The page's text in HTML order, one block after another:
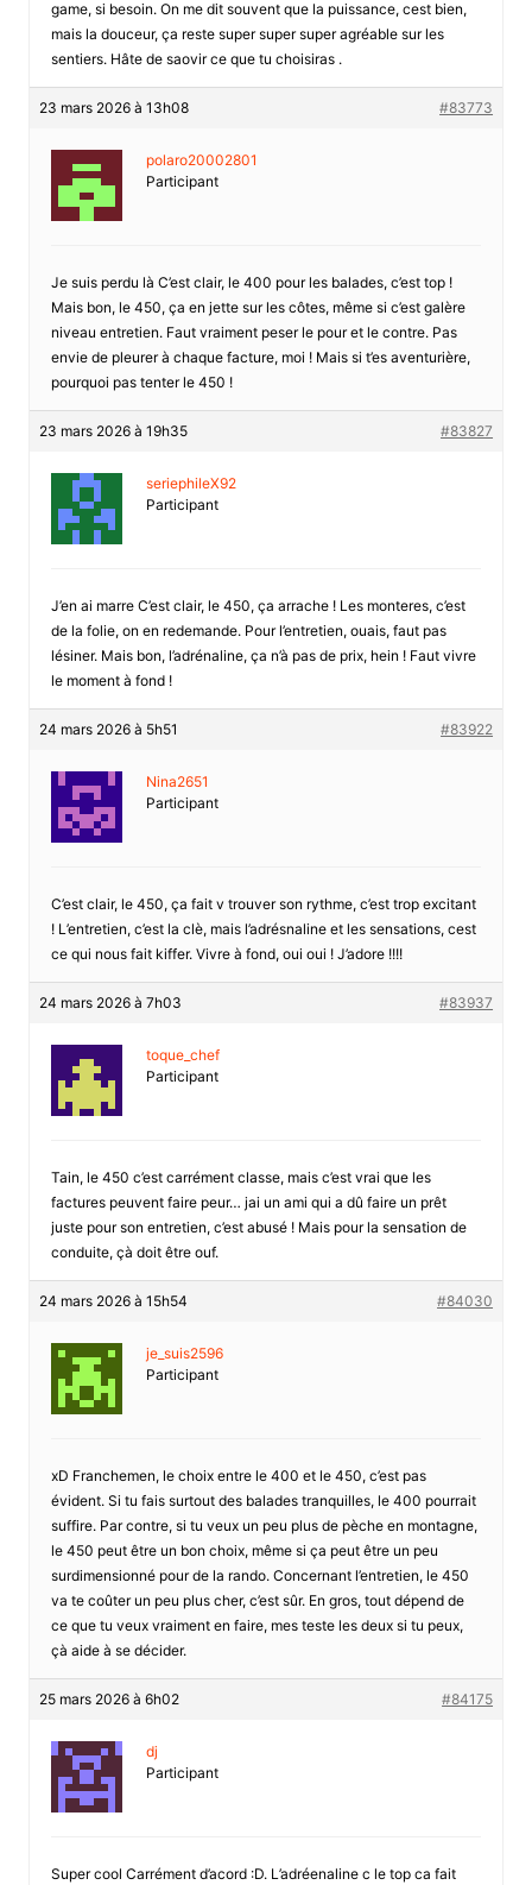
game, si besoin. On me dit souvent que la puissance, cest bien,
mais la douceur, ça reste super super super agréable sur les
sentiers. Hâte de saovir ce que tu choisiras .
23 mars 2026 à 13h08 #83773
polaro20002801
Participant
Je suis perdu là C’est clair, le 400 pour les balades, c’est top !
Mais bon, le 450, ça en jette sur les côtes, même si c’est galère
niveau entretien. Faut vraiment peser le pour et le contre. Pas
envie de pleurer à chaque facture, moi ! Mais si t’es aventurière,
pourquoi pas tenter le 450 !
23 mars 2026 à 19h35 #83827
seriephileX92
Participant
J’en ai marre C’est clair, le 450, ça arrache ! Les monteres, c’est
de la folie, on en redemande. Pour l’entretien, ouais, faut pas
lésiner. Mais bon, l’adrénaline, ça n’à pas de prix, hein ! Faut vivre
le moment à fond !
24 mars 2026 à 5h51 #83922
Nina2651
Participant
C’est clair, le 450, ça fait v trouver son rythme, c’est trop excitant
! L’entretien, c’est la clè, mais l’adrésnaline et les sensations, cest
ce qui nous fait kiffer. Vivre à fond, oui oui ! J’adore !!!!
24 mars 2026 à 7h03 #83937
toque_chef
Participant
Tain, le 450 c’est carrément classe, mais c’est vrai que les
factures peuvent faire peur… jai un ami qui a dû faire un prêt
juste pour son entretien, c’est abusé ! Mais pour la sensation de
conduite, çà doit être ouf.
24 mars 2026 à 15h54 #84030
je_suis2596
Participant
xD Franchemen, le choix entre le 400 et le 450, c’est pas
évident. Si tu fais surtout des balades tranquilles, le 400 pourrait
suffire. Par contre, si tu veux un peu plus de pèche en montagne,
le 450 peut être un bon choix, même si ça peut être un peu
surdimensionné pour de la rando. Concernant l’entretien, le 450
va te coûter un peu plus cher, c’est sûr. En gros, tout dépend de
ce que tu veux vraiment en faire, mes teste les deux si tu peux,
çà aide à se décider.
25 mars 2026 à 6h02 #84175
dj
Participant
Super cool Carrément d’acord :D. L’adréenaline c le top ca fait